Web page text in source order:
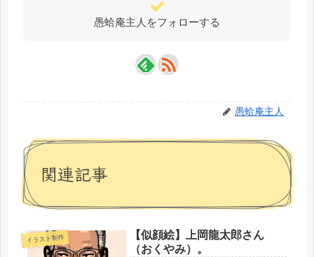
愚蛤庵主人をフォローする
愚蛤庵主人
関連記事
イラスト制作
【似顔絵】上岡龍太郎さん
（おくやみ）。